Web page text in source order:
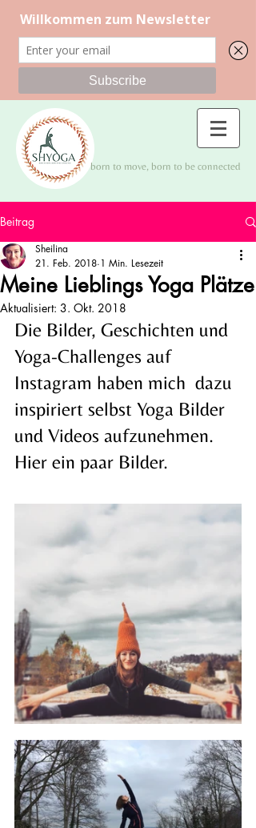
born to move, born to be connected
Beitrag
Meine Lieblings Yoga Plätze
Sheilina
21. Feb. 2018 1 Min. Lesezeit
Aktualisiert: 3. Okt. 2018
Die Bilder, Geschichten und
Yoga-Challenges auf
Instagram haben mich  dazu
inspiriert selbst Yoga Bilder
und Videos aufzunehmen.
Hier ein paar Bilder.